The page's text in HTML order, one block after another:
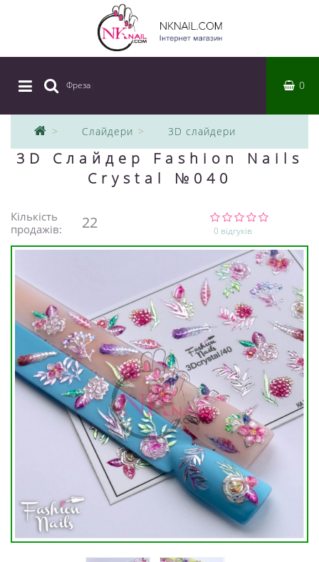
Фреза 0
Слайдери 3D слайдери
3D Слайдер Fashion Nails
Crystal №040
Кількість
продажів:
22 0 відгуків